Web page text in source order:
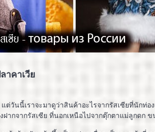
าคาเวีย
วันนี้เราจะมาดูว่าสินค้าอะไรจากรัสเซียที่นักท่
ากจากรัสเซีย ที่นอกเหนือไปจากตุ๊กตาแม่ลูกดก